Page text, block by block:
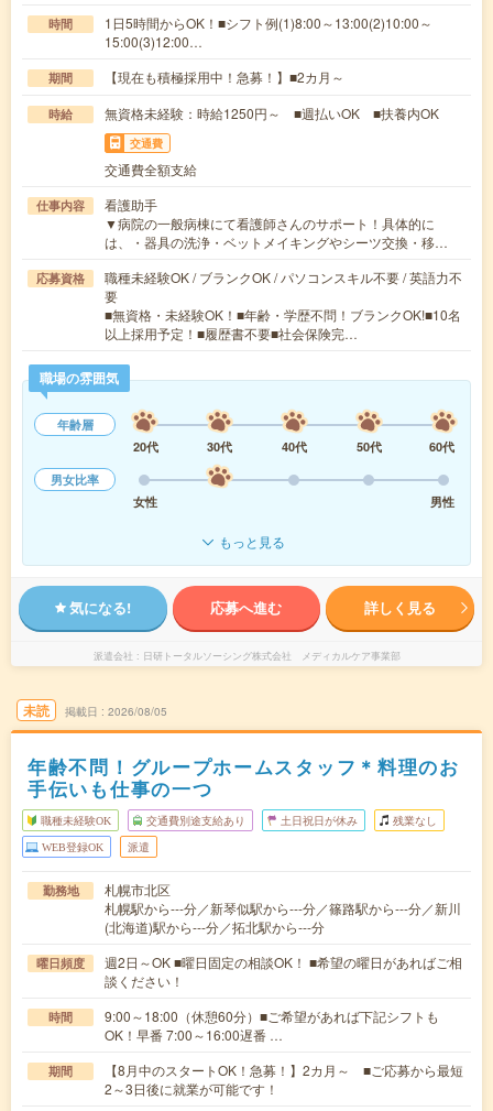
時間
1日5時間からOK！■シフト例(1)8:00～13:00(2)10:00～
15:00(3)12:00…
期間 【現在も積極採用中！急募！】■2カ月～
時給 無資格未経験：時給1250円～ ■週払いOK ■扶養内OK
交通費
交通費全額支給
仕事内容
看護助手
▼病院の一般病棟にて看護師さんのサポート！具体的に
は、・器具の洗浄・ベットメイキングやシーツ交換・移…
応募資格
職種未経験OK / ブランクOK / パソコンスキル不要 / 英語力不
要
■無資格・未経験OK！■年齢・学歴不問！ブランクOK!■10名
以上採用予定！■履歴書不要■社会保険完…
職場の雰囲気
年齢層
20代
30代 40代 50代
60代
男女比率
女性
男性
もっと見る
気になる! 応募へ進む 詳しく見る
派遣会社 日研トータルソーシング株式会社 メディカルケア事業部
未読 掲載日 2026/08/05
年齢不問！グループホームスタッフ＊料理のお
手伝いも仕事の一つ
職種未経験OK 交通費別途支給あり 土日祝日が休み 残業なし
WEB登録OK 派遣
勤務地
札幌市北区
札幌駅から---分／新琴似駅から---分／篠路駅から---分／新川
(北海道)駅から---分／拓北駅から---分
曜日頻度
週2日～OK ■曜日固定の相談OK！ ■希望の曜日があればご相
談ください！
時間
9:00～18:00（休憩60分）■ご希望があれば下記シフトも
OK！早番 7:00～16:00遅番 …
期間
【8月中のスタートOK！急募！】2カ月～ ■ご応募から最短
2～3日後に就業が可能です！